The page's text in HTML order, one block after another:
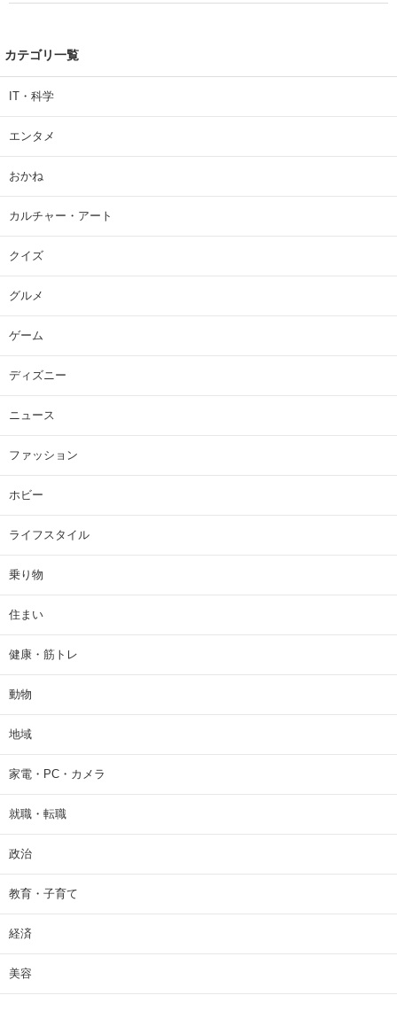
カテゴリ一覧
IT・科学
エンタメ
おかね
カルチャー・アート
クイズ
グルメ
ゲーム
ディズニー
ニュース
ファッション
ホビー
ライフスタイル
乗り物
住まい
健康・筋トレ
動物
地域
家電・PC・カメラ
就職・転職
政治
教育・子育て
経済
美容